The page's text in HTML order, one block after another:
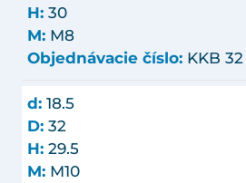
H: 30
M: M8
Objednávacie číslo: KKB
d: 18.5
D: 32
H: 29.5
M: M10